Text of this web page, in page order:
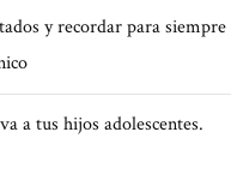
y recordar para siempre
a tus hijos adolescentes.